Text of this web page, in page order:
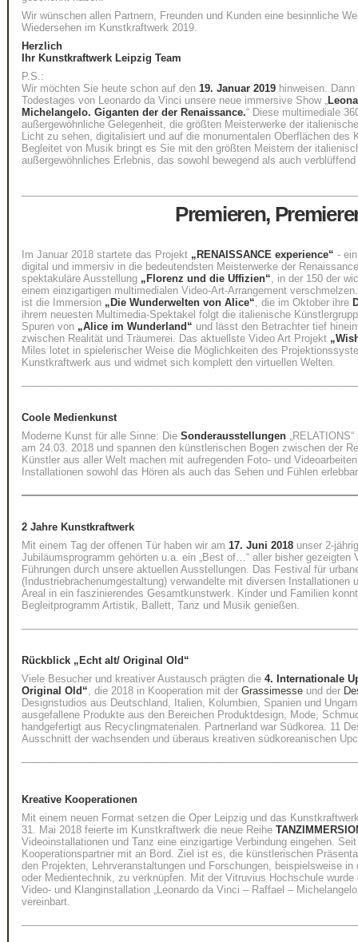
Wir wünschen allen Partnern, Freunden und Kunden eine besinnliche
Wiedersehen im Kunstkraftwerk 2019.
Herzlich
Ihr Kunstkraftwerk Leipzig Team
P.S.:
Wir möchten Sie heute schon auf den 19. Januar 2019 hinweisen.
Todestages von Leonardo da Vinci unsere neue immersive Show „
Michelangelo. Giganten der der Renaissance.“ Diese multimediale
außergewöhnliche Gelegenheit, die größten Meisterwerke der
Licht zu sehen, digitalisiert und auf die monumentalen Oberflächen des
Begleitet von Musik bringt es Sie mit den größten Meistern der
außergewöhnliches Erlebnis, das sowohl bewegend als auch
Premieren,
Im Januar 2018 startete das Projekt „RENAISSANCE experience“ -
digital und immersiv in die bedeutendsten Meisterwerke der
spektakuläre Ausstellung „Florenz und die Uffizien“, in der 150 der
einem einzigartigen multimedialen Video-Art-Arrangement
ist die Immersion „Die Wunderwelten von Alice“, die im Oktober ihre
ihrem neuesten Multimedia-Spektakel folgt die italienische
Spuren von „Alice im Wunderland“ und lässt den Betrachter tief
zwischen Realität und Träumerei. Das aktuellste Video Art Projekt
Miles lotet in spielerischer Weise die Möglichkeiten des
Kunstkraftwerk aus und widmet sich komplett den virtuellen Welten.
Coole Medienkunst
Moderne Kunst für alle Sinne: Die Sonderausstellungen
am 24.03. 2018 und spannen den künstlerischen Bogen zwischen der
Künstler aus aller Welt machen mit aufregenden Foto- und
Installationen sowohl das Hören als auch das Sehen und Fühlen
2 Jahre Kunstkraftwerk
Mit einem Tag der offenen Tür haben wir am 17. Juni 2018 unser 2-
Jubiläumsprogramm gehörten u.a. ein „Best of…“ aller bisher gezeigten
Führungen durch unsere aktuellen Ausstellungen. Das Festival für
(Industriebrachenumgestaltung) verwandelte mit diversen Installationen
Areal in ein faszinierendes Gesamtkunstwerk. Kinder und Familien
Begleitprogramm Artistik, Ballett, Tanz und Musik genießen.
Rückblick „Echt alt/ Original Old“
Viele Besucher und kreativer Austausch prägten die 4. Internationale
Original Old“, die 2018 in Kooperation mit der Grassimesse und der
Designstudios aus Deutschland, Italien, Kolumbien, Spanien und
ausgefallene Produkte aus den Bereichen Produktdesign, Mode,
handgefertigt aus Recyclingmaterialen. Partnerland war Südkorea. 11
Ausschnitt der wachsenden und überaus kreativen südkoreanischen
Kreative Kooperationen
Mit einem neuen Format setzen die Oper Leipzig und das
31. Mai 2018 feierte im Kunstkraftwerk die neue Reihe
Videoinstallationen und Tanz eine einzigartige Verbindung eingehen.
Kooperationspartner mit an Bord. Ziel ist es, die künstlerischen
den Projekten, Lehrveranstaltungen und Forschungen, beispielsweise in
oder Medientechnik, zu verknüpfen. Mit der Vitruvius Hochschule
Video- und Klanginstallation „Leonardo da Vinci – Raffael –
vereinbart.